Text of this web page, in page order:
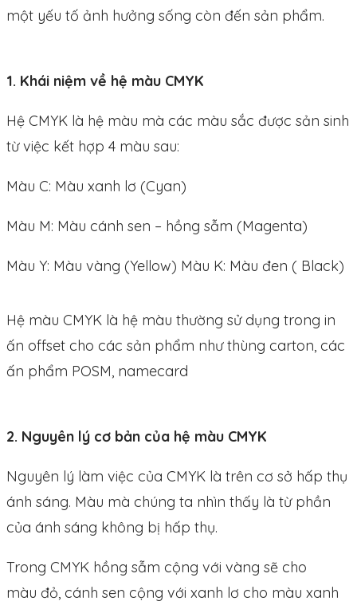
một yếu tố ảnh hưởng sống còn đến sản phẩm.
1. Khái niệm về hệ màu CMYK
Hệ CMYK là hệ màu mà các màu sắc được sản sinh
từ việc kết hợp 4 màu sau:
Màu C: Màu xanh lơ (Cyan)
Màu M: Màu cánh sen – hồng sẫm (Magenta)
Màu Y: Màu vàng (Yellow) Màu K: Màu đen ( Black)
Hệ màu CMYK là hệ màu thường sử dụng trong in
ấn offset cho các sản phẩm như thùng carton, các
ấn phẩm POSM, namecard
2. Nguyên lý cơ bản của hệ màu CMYK
Nguyên lý làm việc của CMYK là trên cơ sở hấp thụ
ánh sáng. Màu mà chúng ta nhìn thấy là từ phần
của ánh sáng không bị hấp thụ.
Trong CMYK hồng sẫm cộng với vàng sẽ cho
màu đỏ, cánh sen cộng với xanh lơ cho màu xanh